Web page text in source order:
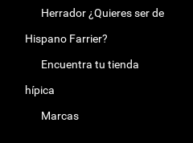
Herrador ¿Quieres ser de
Hispano Farrier?
Encuentra tu tienda
hípica
Marcas